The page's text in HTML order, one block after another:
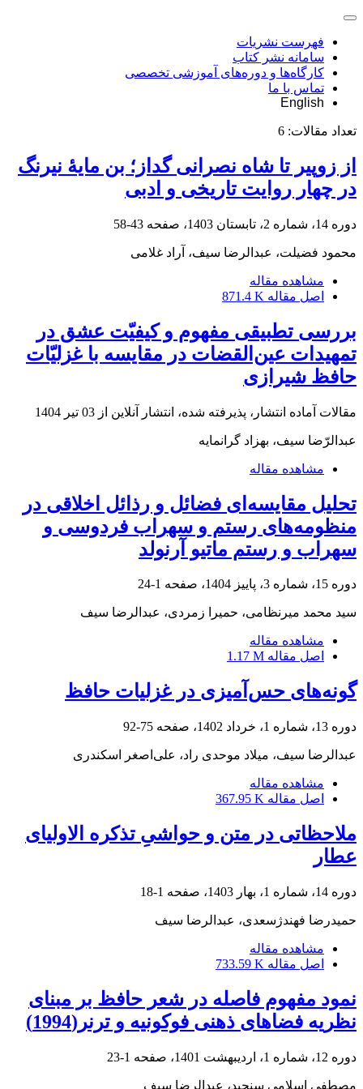
فهرست نشریات
سامانه نشر کتاب
کارگاه‌ها و دوره‌های آموزشی تخصصی
تماس با ما
English
تعداد مقالات: 6
از زوپیر تا شاه نصرانی گداز؛ بن مایۀ نیرنگ
در چهار روایت تاریخی و ادبی
دوره 14، شماره 2، تابستان 1403، صفحه 43-58
محمود فضیلت، عبدالرضا سیف، آراد غلامی
مشاهده مقاله
اصل مقاله 871.4 K
بررسی تطبیقی مفهوم و کیفیّت عشق در
تمهیدات عین‌القضات در مقایسه با غزلیّات
حافظ شیرازی
مقالات آماده انتشار، پذیرفته شده، انتشار آنلاین از 03 تیر 1404
عبدالرّضا سیف، بهزاد گرانمایه
مشاهده مقاله
تحلیل مقایسه‌ای فضائل و رذائل اخلاقی در
منظومه‌های رستم و سهراب فردوسی و
سهراب و رستم ماتیو آرنولد
دوره 15، شماره 3، پاییز 1404، صفحه 1-24
سید محمد میرنظامی، حمیرا زمردی، عبدالرضا سیف
مشاهده مقاله
اصل مقاله 1.17 M
گونه‌‌های حس‌‌آمیزی در غزلیات حافظ
دوره 13، شماره 1، خرداد 1402، صفحه 75-92
عبدالرضا سیف، میلاد موحدی راد، علی‌اصغر اسکندری
مشاهده مقاله
اصل مقاله 367.95 K
ملاحظاتی در متن و حواشیِ تذکره الاولیای
عطار
دوره 14، شماره 1، بهار 1403، صفحه 1-18
حمیدرضا فهندژسعدی، عبدالرضا سیف
مشاهده مقاله
اصل مقاله 733.59 K
نمود مفهوم فاصله در شعر حافظ بر مبنای
نظریه فضاهای ذهنی فوکونیه و ترنر(1994)
دوره 12، شماره 1، اردیبهشت 1401، صفحه 1-23
مصطفی اسلامی سنجبد، عبدالرضا سیف